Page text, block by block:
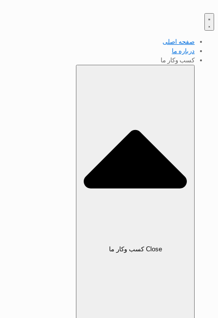
صفحه اصلی
درباره ما
کسب‌ وکار ما
Close کسب‌ وکار ما